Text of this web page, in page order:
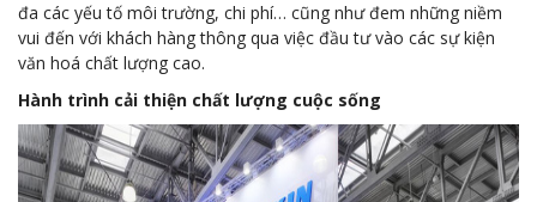
đa các yếu tố môi trường, chi phí… cũng như đem những niềm
vui đến với khách hàng thông qua việc đầu tư vào các sự kiện
văn hoá chất lượng cao.
Hành trình cải thiện chất lượng cuộc sống